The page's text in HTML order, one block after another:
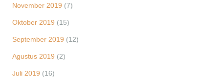
November 2019 (7)
Oktober 2019 (15)
September 2019 (12)
Agustus 2019 (2)
Juli 2019 (16)